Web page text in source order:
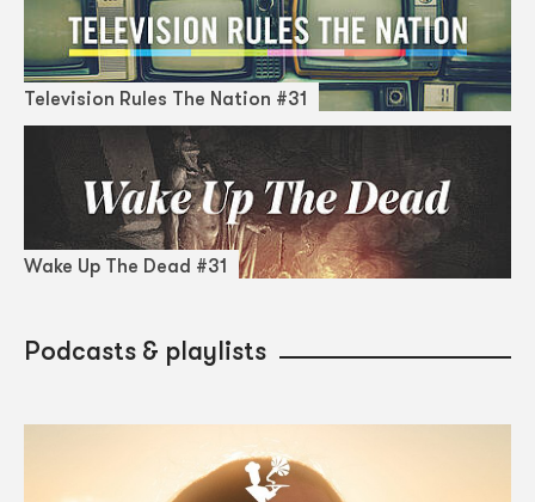
Television Rules The Nation #31
Wake Up The Dead #31
Podcasts & playlists